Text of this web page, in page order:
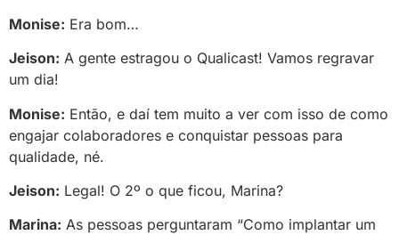
Monise: Era bom…
Jeison: A gente estragou o Qualicast! Vamos regravar
um dia!
Monise: Então, e daí tem muito a ver com isso de como
engajar colaboradores e conquistar pessoas para
qualidade, né.
Jeison: Legal! O 2º o que ficou, Marina?
Marina: As pessoas perguntaram “Como implantar um